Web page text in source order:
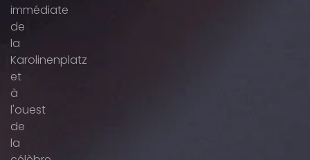
immédiate
de
la
Karolinenplatz
et
à
l'ouest
de
la